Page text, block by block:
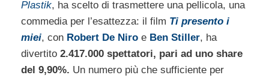
Plastik, ha scelto di trasmettere una pellicola, una
commedia per l’esattezza: il film Ti presento i
miei, con Robert De Niro e Ben Stiller, ha
divertito 2.417.000 spettatori, pari ad uno share
del 9,90%. Un numero più che sufficiente per